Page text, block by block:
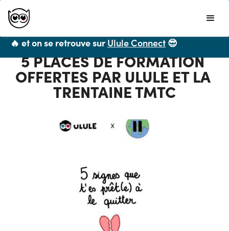
Ulule ne propose plus de formations CPF mais
vous recommande chaleureusement
🔥 et on se retrouve surUlule Connect 😎
5 PLACES DE FORMATION
OFFERTES PAR ULULE ET LA
TRENTAINE TMTC